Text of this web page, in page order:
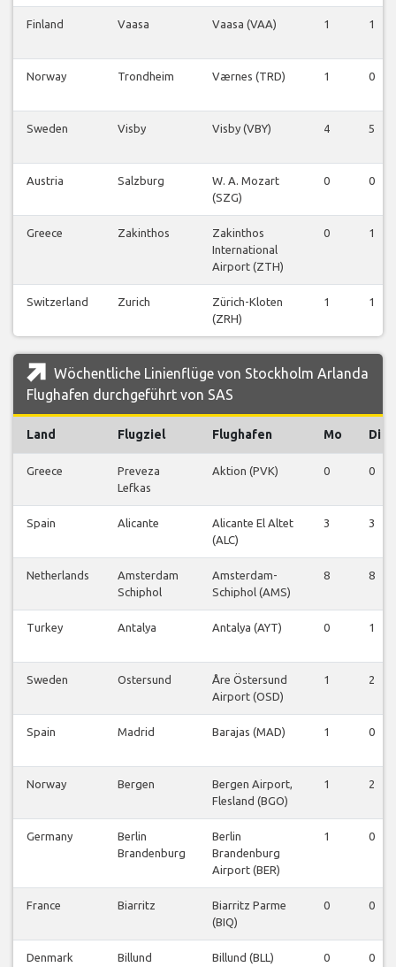
Finland Vaasa Vaasa (VAA) 1 1
Norway Trondheim Værnes (TRD) 1 0
Sweden Visby Visby (VBY) 4 5
Austria Salzburg
W. A. Mozart
(SZG)
0 0
Greece Zakinthos
Zakinthos
International
Airport (ZTH)
0 1
Switzerland Zurich
Zürich-Kloten
(ZRH)
1 1
Wöchentliche Linienflüge von Stockholm Arlanda
Flughafen durchgeführt von SAS
Land Flugziel Flughafen Mo Di
Greece
Preveza
Lefkas
Aktion (PVK) 0 0
Spain Alicante
Alicante El Altet
(ALC)
3 3
Netherlands
Amsterdam
Schiphol
Amsterdam-
Schiphol (AMS)
8 8
Turkey Antalya Antalya (AYT) 0 1
Sweden Ostersund
Åre Östersund
Airport (OSD)
1 2
Spain Madrid Barajas (MAD) 1 0
Norway Bergen
Bergen Airport,
Flesland (BGO)
1 2
Germany
Berlin
Brandenburg
Berlin
Brandenburg
Airport (BER)
1 0
France Biarritz
Biarritz Parme
(BIQ)
0 0
Denmark Billund Billund (BLL) 0 0